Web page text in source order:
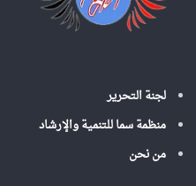
لجنة التحرير
منظمة سما للتنمية والإرشاد
من نحن